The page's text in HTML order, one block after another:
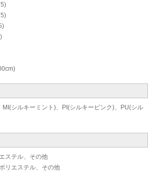
MI(シルキーミント)、PI(シルキーピンク)、PU(シル
ステル、その他
リエステル、その他